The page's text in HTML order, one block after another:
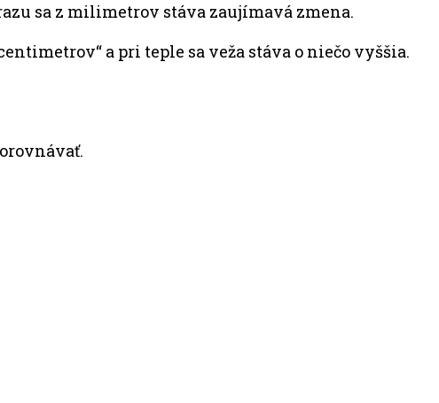
sa z milimetrov stáva zaujímavá zmena.
a pri teple sa veža stáva o niečo vyššia.